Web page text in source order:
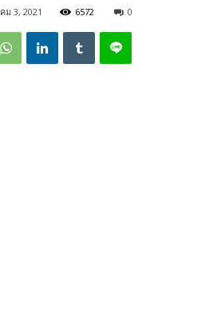
ม 3, 2021 6572 0